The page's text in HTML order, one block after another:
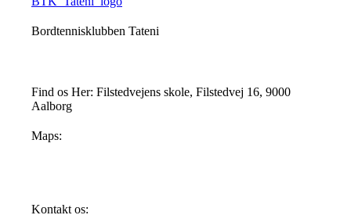
Bordtennisklubben Tateni
Find os Her: Filstedvejens skole, Filstedvej 16, 9000
Aalborg
Maps:
Kontakt os: